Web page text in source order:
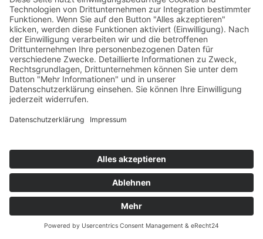
Führungen für Gruppen